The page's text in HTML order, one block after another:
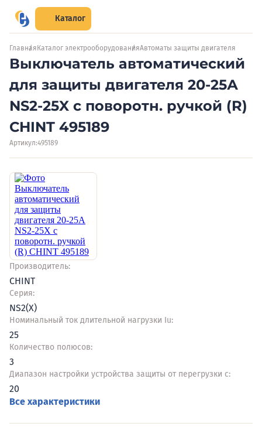
Каталог
Главная Каталог электрооборудованияАвтоматы защиты двигателя
Выключатель автоматический
для защиты двигателя 20-25А
NS2-25X с поворотн. ручкой (R)
CHINT 495189
Артикул:495189
Производитель:
CHINT
Серия:
NS2(X)
Номинальный ток длительной нагрузки Iu:
25
Количество полюсов:
3
Диапазон настройки устройства защиты от перегрузки с:
20
Все характеристики